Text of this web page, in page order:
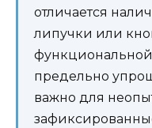
отличается
липучки или
предельно
важно для